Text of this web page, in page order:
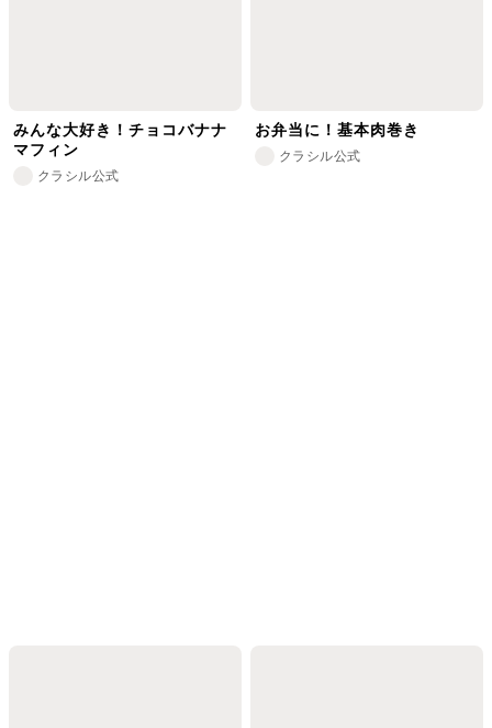
みんな大好き！チョコバナナ
マフィン
クラシル公式
お弁当に！基本肉巻き
クラシル公式